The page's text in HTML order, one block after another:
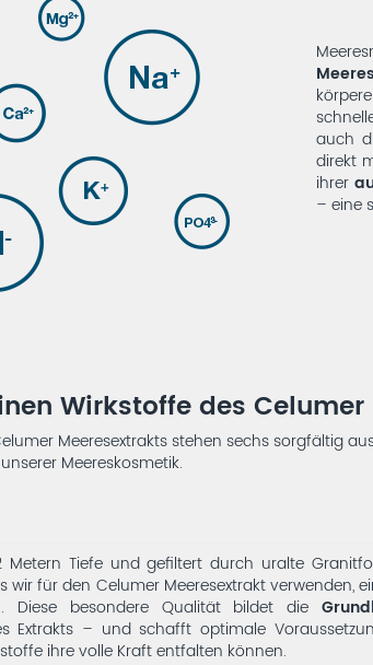
auch
direkt
ihrer
– eine
Wirkstoffe des
Meeresextrakts stehen sechs sorgfältig
Meereskosmetik.
Metern Tiefe und gefiltert durch uralte
wir für den Celumer Meeresextrakt verwenden,
Diese besondere Qualität bildet die
Extrakts – und schafft optimale
ihre volle Kraft entfalten können.